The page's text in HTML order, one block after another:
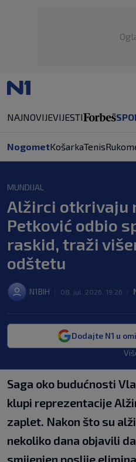
NAJNOVIJEVIJESTI
NogometKošarkaTenis
MUNDIJAL
Alžirci otkrivaju
Petković odbio
raskid, traži
odštetu
N1BIH 08. jul. 2026. 19:26
Dodajte N1 u
Saga oko budućnosti
klupi reprezentacije
zaplet. Nakon što su
nekoliko dana objavili
smijenjen poslije